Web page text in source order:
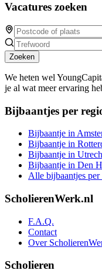
Vacatures zoeken
Zoeken
We heten wel
je al wat meer ervaring
Bijbaantjes per
Bijbaantje in
Bijbaantje in
Bijbaantje in
Bijbaantje in Den
Alle bijbaantjes per
ScholierenWerk.nl
F.A.Q.
Contact
Over
Scholieren